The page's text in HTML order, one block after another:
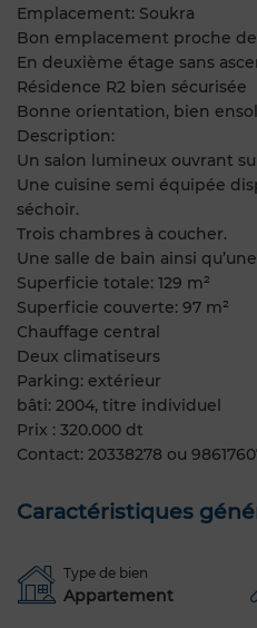
Emplacement: Soukra
Bon emplacement proche
En deuxième étage sans
Résidence R2 bien sécurisée
Bonne orientation, bien
Description:
Un salon lumineux ouvrant
Une cuisine semi équipée
séchoir.
Trois chambres à coucher.
Une salle de bain ainsi qu’une
Superficie totale: 129 m²
Superficie couverte: 97 m²
Chauffage central
Deux climatiseurs
Parking: extérieur
bâti: 2004, titre individuel
Prix : 320.000 dt
Contact: 20338278 ou
Caractéristiques
Type de bien
Appartement